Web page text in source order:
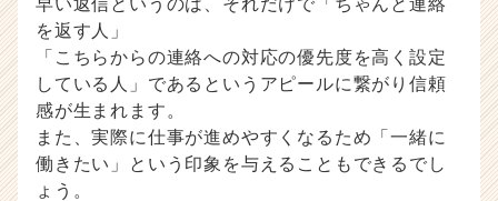
早い返信というのは、それだけで「ちゃんと連絡
を返す人」
「こちらからの連絡への対応の優先度を高く設定
している人」であるというアピールに繋がり信頼
感が生まれます。
また、実際に仕事が進めやすくなるため「一緒に
働きたい」という印象を与えることもできるでし
ょう。